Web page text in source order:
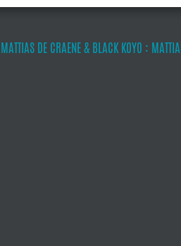
MATTIAS DE CRAENE & BLACK KOYO :